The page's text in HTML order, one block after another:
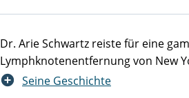
Dr. Arie Schwartz reiste für eine
Lymphknotenentfernung von New
Seine Geschichte